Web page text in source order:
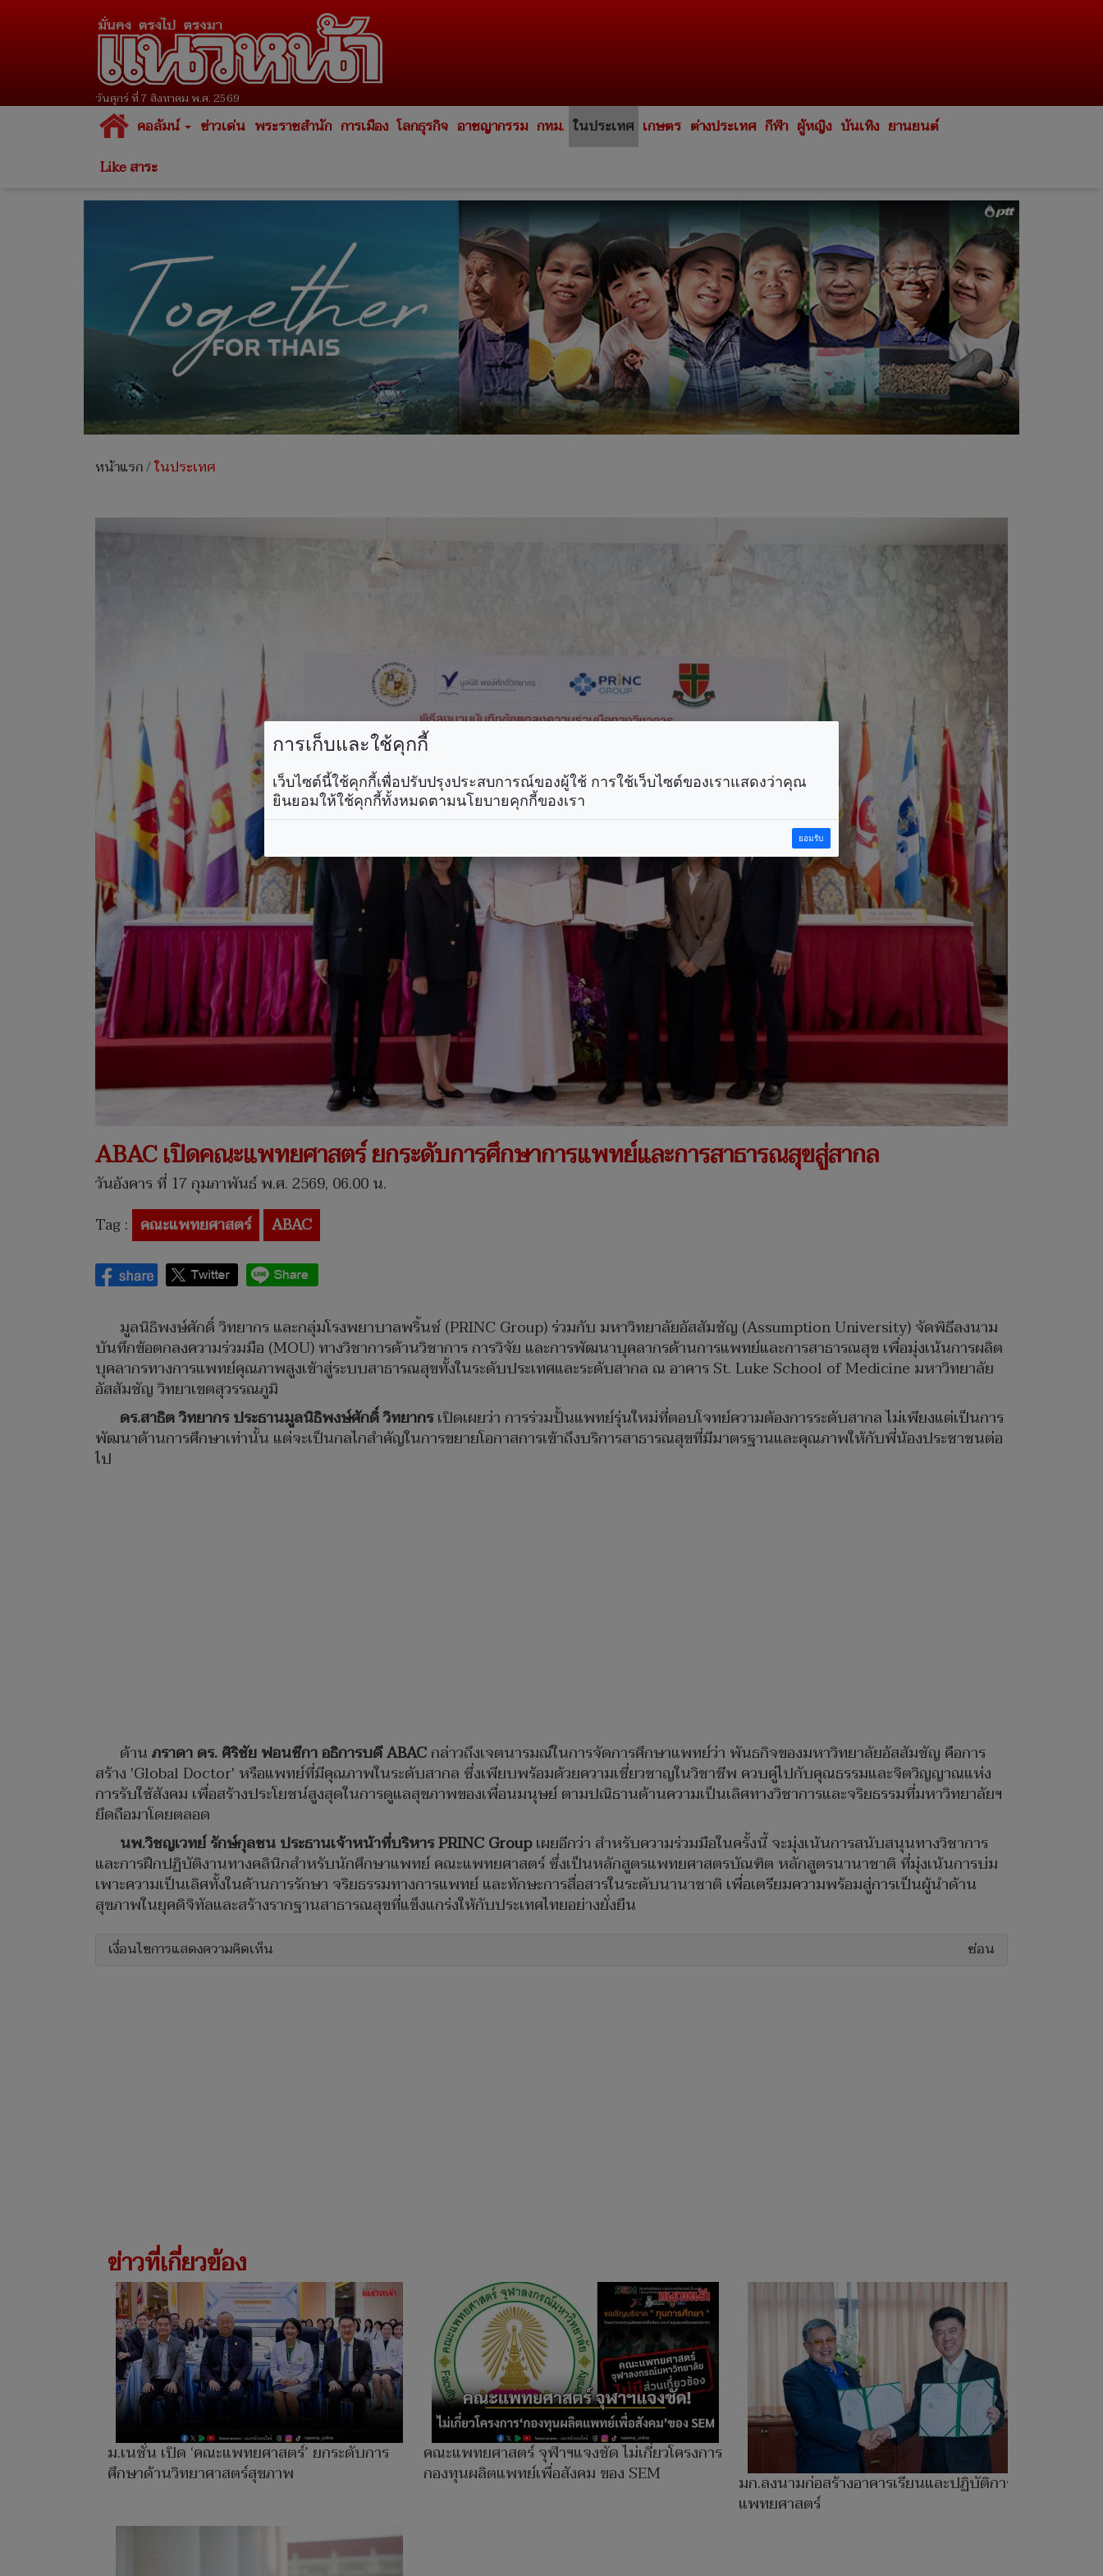
วันศุกร์ ที่ 7 สิงหาคม พ.ศ. 2569
คอลัมน์ ข่าวเด่น พระราชสำนัก การเมือง โลกธุรกิจ อาชญากรรม กทม. ในประเทศ เกษตร ต่างประเทศ กีฬา ผู้หญิง บันเทิง ยานยนต์
Like สาระ
หน้าแรก/ในประเทศ
ABAC เปิดคณะแพทยศาสตร์ ยกระดับการศึกษาการแพทย์และการสาธารณสุขสู่สากล
วันอังคาร ที่ 17 กุมภาพันธ์ พ.ศ. 2569, 06.00 น.
Tag : คณะแพทยศาสตร์ ABAC
มูลนิธิพงษ์ศักดิ์ วิทยากร และกลุ่มโรงพยาบาลพริ้นซ์ (PRINC Group) ร่วมกับ มหาวิทยาลัยอัสสัมชัญ (Assumption University) จัดพิธีลงนาม
บันทึกข้อตกลงความร่วมมือ (MOU) ทางวิชาการด้านวิชาการ การวิจัย และการพัฒนาบุคลากรด้านการแพทย์และการสาธารณสุข เพื่อมุ่งเน้นการผลิต
บุคลากรทางการแพทย์คุณภาพสูงเข้าสู่ระบบสาธารณสุขทั้งในระดับประเทศและระดับสากล ณ อาคาร St. Luke School of Medicine มหาวิทยาลัย
อัสสัมชัญ วิทยาเขตสุวรรณภูมิ
ดร.สาธิต วิทยากร ประธานมูลนิธิพงษ์ศักดิ์ วิทยากรเปิดเผยว่า การร่วมปั้นแพทย์รุ่นใหม่ที่ตอบโจทย์ความต้องการระดับสากล ไม่เพียงแต่เป็นการ
พัฒนาด้านการศึกษาเท่านั้น แต่จะเป็นกลไกสำคัญในการขยายโอกาสการเข้าถึงบริการสาธารณสุขที่มีมาตรฐานและคุณภาพให้กับพี่น้องประชาชนต่อ
ไป
ด้านภราดา ดร. ศิริชัย ฟอนซีกา อธิการบดีABACกล่าวถึงเจตนารมณ์ในการจัดการศึกษาแพทย์ว่า พันธกิจของมหาวิทยาลัยอัสสัมชัญ คือการ
สร้าง 'Global Doctor' หรือแพทย์ที่มีคุณภาพในระดับสากล ซึ่งเพียบพร้อมด้วยความเชี่ยวชาญในวิชาชีพ ควบคู่ไปกับคุณธรรมและจิตวิญญาณแห่ง
การรับใช้สังคม เพื่อสร้างประโยชน์สูงสุดในการดูแลสุขภาพของเพื่อนมนุษย์ ตามปณิธานด้านความเป็นเลิศทางวิชาการและจริยธรรมที่มหาวิทยาลัยฯ
ยึดถือมาโดยตลอด
นพ.วิชญเวทย์ รักษ์กุลชน ประธานเจ้าหน้าที่บริหารPRINC Groupเผยอีกว่า สำหรับความร่วมมือในครั้งนี้ จะมุ่งเน้นการสนับสนุนทางวิชาการ
และการฝึกปฏิบัติงานทางคลินิกสำหรับนักศึกษาแพทย์ คณะแพทยศาสตร์ ซึ่งเป็นหลักสูตรแพทยศาสตรบัณฑิต หลักสูตรนานาชาติ ที่มุ่งเน้นการบ่ม
เพาะความเป็นเลิศทั้งในด้านการรักษา จริยธรรมทางการแพทย์ และทักษะการสื่อสารในระดับนานาชาติ เพื่อเตรียมความพร้อมสู่การเป็นผู้นำด้าน
สุขภาพในยุคดิจิทัลและสร้างรากฐานสาธารณสุขที่แข็งแกร่งให้กับประเทศไทยอย่างยั่งยืน
เงื่อนไขการแสดงความคิดเห็น ซ่อน
ข่าวที่เกี่ยวข้อง
ม.เนชั่น เปิด ‘คณะแพทยศาสตร์’ ยกระดับการ
ศึกษาด้านวิทยาศาสตร์สุขภาพ
คณะแพทยศาสตร์ จุฬาฯแจงชัด ไม่เกี่ยวโครงการ
กองทุนผลิตแพทย์เพื่อสังคม ของ SEM
มก.ลงนามก่อสร้างอาคารเรียนและปฏิบัติการคณะ
แพทยศาสตร์
การเก็บและใช้คุกกี้
เว็บไซต์นี้ใช้คุกกี้เพื่อปรับปรุงประสบการณ์ของผู้ใช้ การใช้เว็บไซต์ของเราแสดงว่าคุณ
ยินยอมให้ใช้คุกกี้ทั้งหมดตามนโยบายคุกกี้ของเรา
ยอมรับ